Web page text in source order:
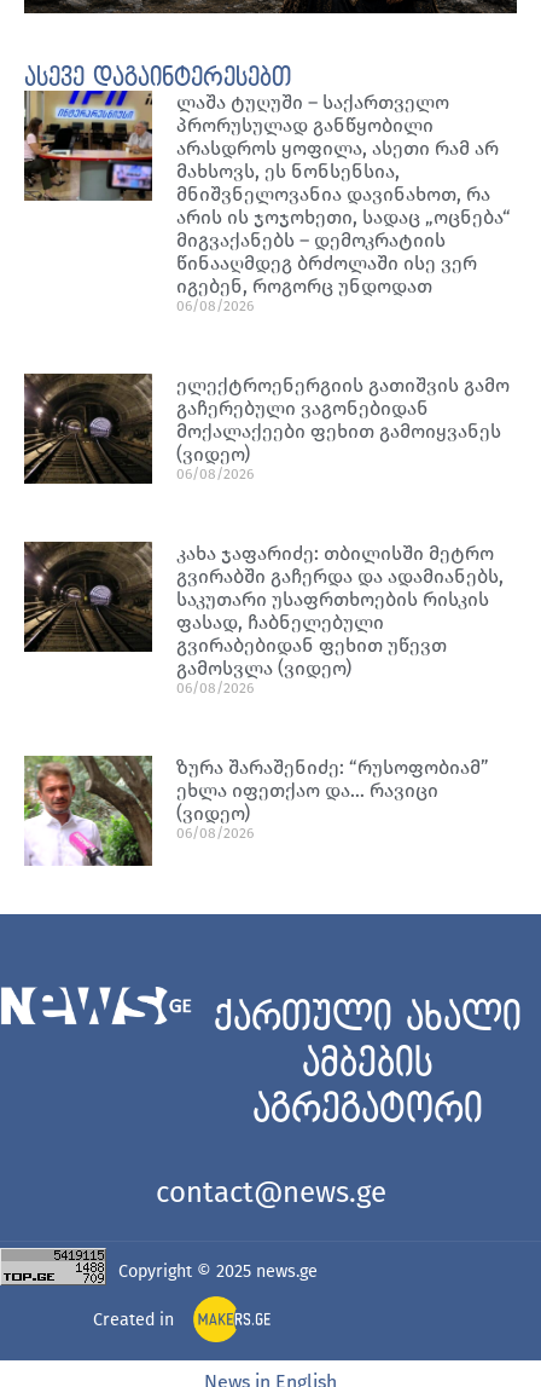
ასევე დაგაინტერესებთ
ლაშა ტუღუში – საქართველო
პრორუსულად განწყობილი
არასდროს ყოფილა, ასეთი რამ არ
მახსოვს, ეს ნონსენსია,
მნიშვნელოვანია დავინახოთ, რა
არის ის ჯოჯოხეთი, სადაც „ოცნება“
მიგვაქანებს – დემოკრატიის
წინააღმდეგ ბრძოლაში ისე ვერ
იგებენ, როგორც უნდოდათ
06/08/2026
ელექტროენერგიის გათიშვის გამო
გაჩერებული ვაგონებიდან
მოქალაქეები ფეხით გამოიყვანეს
(ვიდეო)
06/08/2026
კახა ჯაფარიძე: თბილისში მეტრო
გვირაბში გაჩერდა და ადამიანებს,
საკუთარი უსაფრთხოების რისკის
ფასად, ჩაბნელებული
გვირაბებიდან ფეხით უწევთ
გამოსვლა (ვიდეო)
06/08/2026
ზურა შარაშენიძე: “რუსოფობიამ”
ეხლა იფეთქაო და… რავიცი
(ვიდეო)
06/08/2026
ქართული ახალი
ამბების
აგრეგატორი
contact@news.ge
Copyright © 2025 news.ge
Created in
News in English